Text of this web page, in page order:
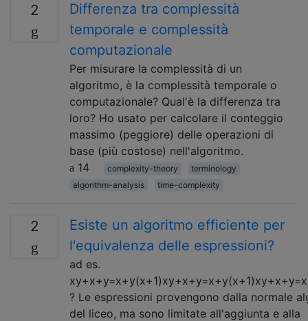
2
Differenza tra complessità
temporale e complessità
computazionale
Per misurare la complessità di un
algoritmo, è la complessità temporale o
computazionale? Qual'è la differenza tra
loro? Ho usato per calcolare il conteggio
massimo (peggiore) delle operazioni di
base (più costose) nell'algoritmo.
14
complexity-theory
terminology
algorithm-analysis
time-complexity
2
Esiste un algoritmo efficiente per
l'equivalenza delle espressioni?
ad es.
? Le espressioni provengono dalla normale
del liceo, ma sono limitate all'aggiunta e alla